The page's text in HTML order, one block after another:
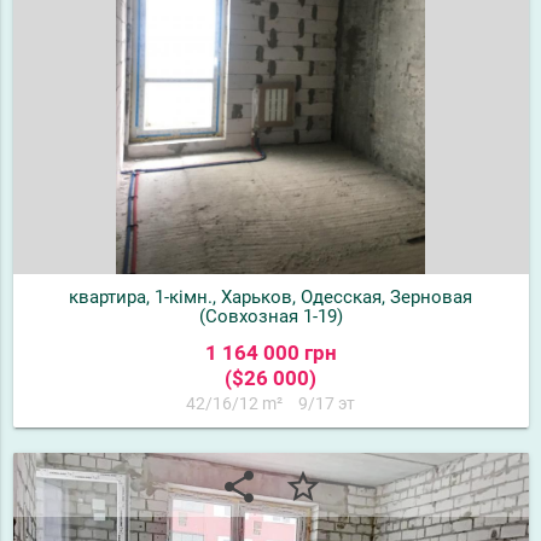
квартира, 1-кімн., Харьков, Одесская, Зерновая
(Совхозная 1-19)
1 164 000 грн
($26 000)
42/16/12 m² 9/17 эт
share star_border